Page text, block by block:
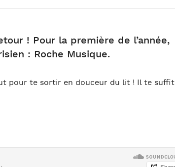
! Pour la première de l’année,
: Roche Musique.
pour te sortir en douceur du lit ! Il te suffit